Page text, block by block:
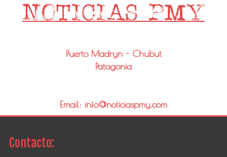
Puerto Madryn - Chubut
Patagonia
Email: info@noticiaspmy.com
Contacto: